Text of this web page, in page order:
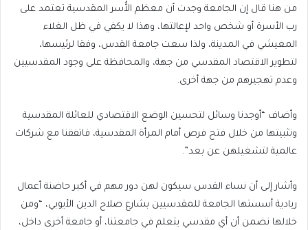
من هنا قال إن الجامعة وجدت أن معظم الأُسر المقدسية تعتمد على
رب الأسرة أو شخص واحد لإعالتها، وهذا لا يكفي في ظل الغلاء
المعيشي في المدينة، ولذا سعت جامعة القدس، وفقا لرئيسها،
لتطوير الاقتصاد المقدسي من جهة، والمحافظة على وجود المقدسيين
وعدم تهجيرهم من جهة أخرى.
وأضاف “أوجدنا وسائل لتحسين الوضع الاقتصادي للعائلة المقدسية
وتثبيتها من خلال فتح فرص أمام المرأة المقدسية، فاتفقنا مع شركات
عالمية لتشغيلهن عن بعد”.
وأشار إلى أن نساء القدس سيكون لهن دور مهم في أكبر حاضنة أعمال
ريادية أسستها الجامعة للمقدسيين بشارع صلاح الدين الأيوبي، “ومن
خلالها نضمن أن أي مقدسي يتعلم في جامعتنا، أو جامعة أخرى داخل،